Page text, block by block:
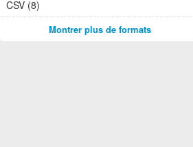
CSV (8)
Montrer plus de formats